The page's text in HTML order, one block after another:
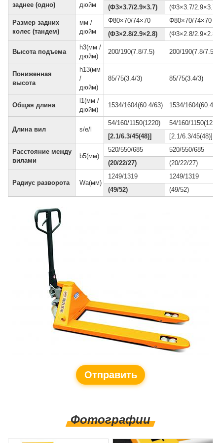
заднее (одно)
дюйм
(Φ3×3.7/2.9×3.7)
(Φ3×3.7/2.9×3.7)
Размер задних
колес (тандем)
мм /
дюйм
Φ80×70/74×70
Φ80×70/74×70
(Φ3×2.8/2.9×2.8)
(Φ3×2.8/2.9×2.8)
Высота подъема
h3(мм /
дюйм)
200/190(7.8/7.5) 200/190(7.8/7.5)
Пониженная
высота
h13(мм
/
дюйм)
85/75(3.4/3) 85/75(3.4/3)
Общая длина
l1(мм /
дюйм)
1534/1604(60.4/63) 1534/1604(60.4/
Длина вил s/e/l
54/160/1150(1220)
54/160/1150(1220)
[2.1/6.3/45(48)]
[2.1/6.3/45(48)]
Расстояние между
вилами
b5(мм)
520/550/685
520/550/685
(20/22/27)
(20/22/27)
Радиус разворота Wa(мм)
1249/1319
1249/1319
(49/52)
(49/52)
Отправить
Фотографии